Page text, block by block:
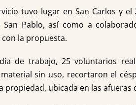
tuvo lugar en San Carlos y
Pablo, así como a
la propuesta.
de trabajo, 25 voluntarios
sin uso, recortaron el
propiedad, ubicada en las afueras